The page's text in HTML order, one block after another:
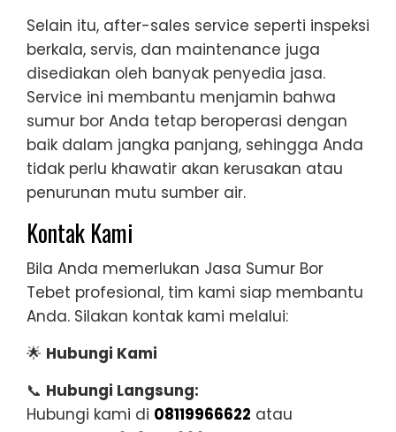
Selain itu, after-sales service seperti inspeksi
berkala, servis, dan maintenance juga
disediakan oleh banyak penyedia jasa.
Service ini membantu menjamin bahwa
sumur bor Anda tetap beroperasi dengan
baik dalam jangka panjang, sehingga Anda
tidak perlu khawatir akan kerusakan atau
penurunan mutu sumber air.
Kontak Kami
Bila Anda memerlukan Jasa Sumur Bor
Tebet profesional, tim kami siap membantu
Anda. Silakan kontak kami melalui:
🌟 Hubungi Kami
📞 Hubungi Langsung:
Hubungi kami di 08119966622 atau